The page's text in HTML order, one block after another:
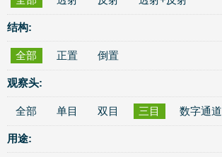
结构:
全部 正置 倒置
观察头:
全部 单目 双目 三目 数字通道
用途: